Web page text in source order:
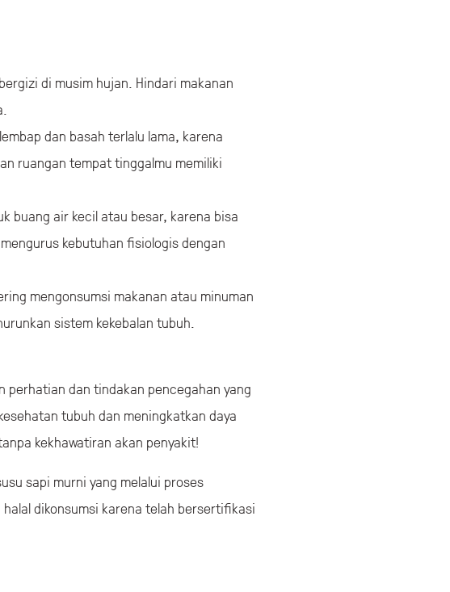
di musim hujan. Hindari makanan
dan basah terlalu lama, karena
ruangan tempat tinggalmu memiliki
buang air kecil atau besar, karena bisa
kebutuhan fisiologis dengan
mengonsumsi makanan atau minuman
sistem kekebalan tubuh.
perhatian dan tindakan pencegahan yang
tubuh dan meningkatkan daya
kekhawatiran akan penyakit!
sapi murni yang melalui proses
halal dikonsumsi karena telah bersertifikasi